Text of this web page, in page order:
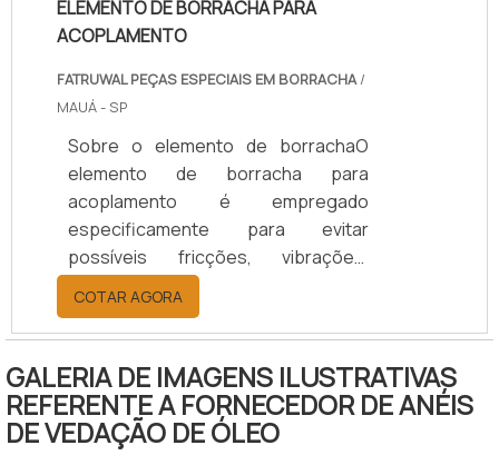
ELEMENTO DE BORRACHA PARA
ACOPLAMENTO
FATRUWAL PEÇAS ESPECIAIS EM BORRACHA/
MAUÁ - SP
Sobre o elemento de borrachaO
elemento de borracha para
acoplamento é empregado
especificamente para evitar
possíveis fricções, vibrações,
deslocamentos e fissuras dos
componentes metálicos dos
maquinários, realizando maior
segurança durante o trabalho de
máquinas pesadas, especialmente
as de aplicação industrial.Como os
acoplamentos são encontrados em
COTAR AGORA
GALERIA DE IMAGENS ILUSTRATIVAS
REFERENTE A FORNECEDOR DE ANÉIS
DE VEDAÇÃO DE ÓLEO